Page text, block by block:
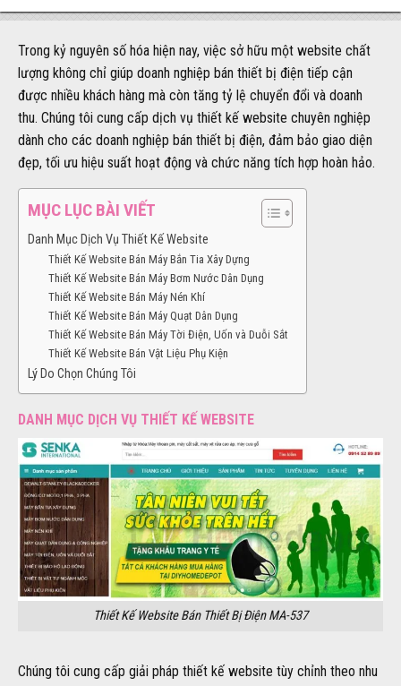
Trong kỷ nguyên số hóa hiện nay, việc sở hữu một website chất
lượng không chỉ giúp doanh nghiệp bán thiết bị điện tiếp cận
được nhiều khách hàng mà còn tăng tỷ lệ chuyển đổi và doanh
thu. Chúng tôi cung cấp dịch vụ thiết kế website chuyên nghiệp
dành cho các doanh nghiệp bán thiết bị điện, đảm bảo giao diện
đẹp, tối ưu hiệu suất hoạt động và chức năng tích hợp hoàn hảo.
MỤC LỤC BÀI VIẾT
Danh Mục Dịch Vụ Thiết Kế Website
Thiết Kế Website Bán Máy Bắn Tia Xây Dựng
Thiết Kế Website Bán Máy Bơm Nước Dân Dụng
Thiết Kế Website Bán Máy Nén Khí
Thiết Kế Website Bán Máy Quạt Dân Dụng
Thiết Kế Website Bán Máy Tời Điện, Uốn và Duỗi Sắt
Thiết Kế Website Bán Vật Liệu Phụ Kiện
Lý Do Chọn Chúng Tôi
DANH MỤC DỊCH VỤ THIẾT KẾ WEBSITE
Thiết Kế Website Bán Thiết Bị Điện MA-537
Chúng tôi cung cấp giải pháp thiết kế website tùy chỉnh theo nhu